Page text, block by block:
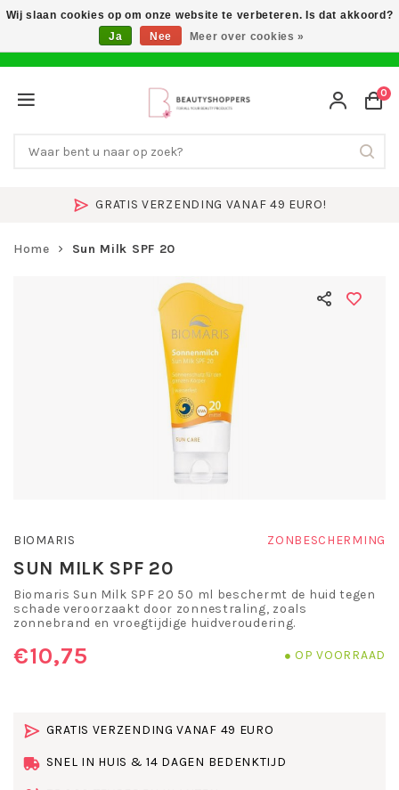
GRATIS VERZENDING VANAF 49 EURO!
0
Home Sun Milk SPF 20
BIOMARIS ZONBESCHERMING
SUN MILK SPF 20
Biomaris Sun Milk SPF 20 50 ml beschermt de huid tegen
schade veroorzaakt door zonnestraling, zoals
zonnebrand en vroegtijdige huidveroudering.
€10,75 OP VOORRAAD
GRATIS VERZENDING VANAF 49 EURO
SNEL IN HUIS & 14 DAGEN BEDENKTIJD
Wij slaan cookies op om onze website te verbeteren. Is dat akkoord?
Ja
Nee Meer over cookies »